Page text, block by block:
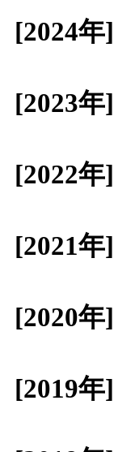
[2024年]
[2023年]
[2022年]
[2021年]
[2020年]
[2019年]